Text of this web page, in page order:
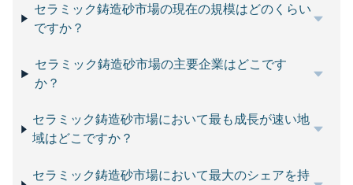
セラミック鋳造砂市場の現在の規模はどのくらい
ですか？
セラミック鋳造砂市場の主要企業はどこです
か？
セラミック鋳造砂市場において最も成長が速い地
域はどこですか？
セラミック鋳造砂市場において最大のシェアを持